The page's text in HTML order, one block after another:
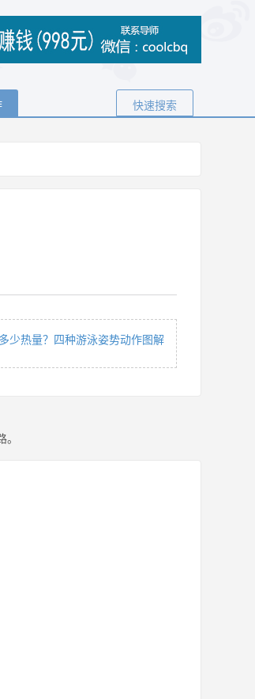
快速搜索
少热量？四种游泳姿势动作图解